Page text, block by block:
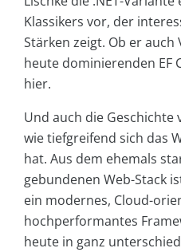
Klassikers vor, der
Stärken zeigt. Ob er
heute dominierenden EF
hier.
Und auch die Geschichte
wie tiefgreifend sich das
hat. Aus dem ehemals
gebundenen Web-Stack
ein modernes, Cloud-
hochperformantes
heute in ganz